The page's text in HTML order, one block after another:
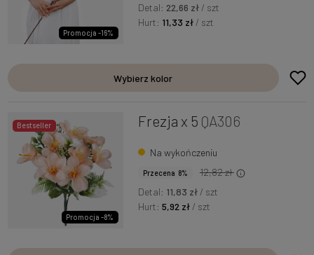
Promocja -16%
Detal: 22,66 zł / szt
Hurt: 11,33 zł / szt
Wybierz kolor
Bestseller
Promocja -8%
Frezja x 5 QA306
Na wykończeniu
Przecena 8%
12,82 zł
Detal: 11,83 zł / szt
Hurt:5,92 zł / szt